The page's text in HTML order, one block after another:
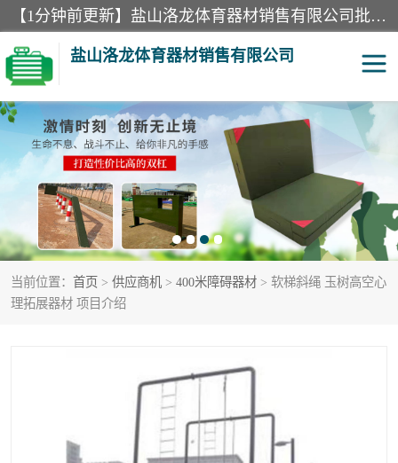
【1分钟前更新】盐山洛龙体育器材销售有限公司批量供应：300米障碍器材、400米障碍器材、部队训练器材、双杠、体操垫、舞蹈把杆等产品。盐山洛龙体育器材销售有限公司经过多年的发展，集研发，生产，销售，售后服务为一体. 奉行“质量，信誉，服务”的宗旨，以开拓创新的精神和真诚守信的态度积极进取。
盐山洛龙体育器材销售有限公司
当前位置： 首页 > 供应商机 > 400米障碍器材 > 软梯斜绳 玉树高空心
理拓展器材 项目介绍
单双杠 舞蹈把杆
400米障碍器材 体操垫
300米障碍器材 攀爬架
塑胶跑道 400米障碍器材1